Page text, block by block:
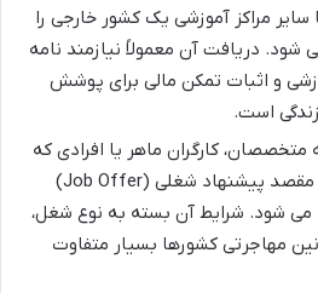
سایر مراکز آموزشی یک کشور خارجی را
شود. دریافت آن معمولاً نیازمند نامه
و اثبات تمکن مالی برای پوشش
است.
متخصصان، کارگران ماهر یا افرادی که
از یک کارفرما در کشور مقصد پیشنهاد شغلی (Job Offer)
می شود. شرایط آن بسته به نوع شغل،
مهاجرتی کشورها بسیار متفاوت